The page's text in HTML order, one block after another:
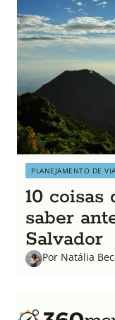
PLANEJAMENTO DE
10 coisas
saber
Salvador
Por Natália